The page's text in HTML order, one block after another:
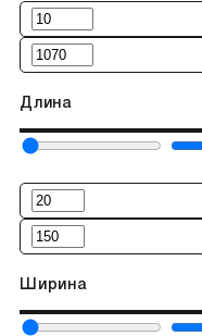
Длина
Ширина